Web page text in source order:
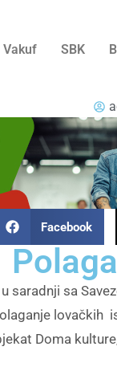
Vakuf SBK
Facebook
saradnji sa
lovačkih
Doma